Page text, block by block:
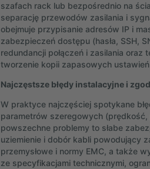
szafach rack lub bezpośrednio na
separację przewodów zasilania i
obejmuje przypisanie adresów IP i
zabezpieczeń dostępu (hasła, SSH,
redundancji połączeń i zasilania
tworzenie kopii zapasowych
Najczęstsze błędy instalacyjne i
W praktyce najczęściej spotykane
parametrów szeregowych
powszechne problemy to słabe
uziemienie i dobór kabli powodujący
przemysłowe i normy EMC, a także
ze specyfikacjami technicznymi,